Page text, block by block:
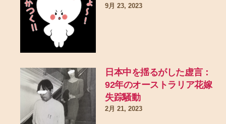
9月 23, 2023
日本中を揺るがした虚言：
92年のオーストラリア花嫁
失踪騒動
2月 21, 2023